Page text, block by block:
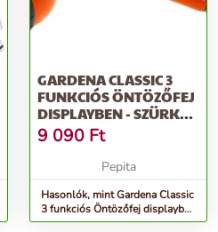
GARDENA CLASSIC 3
FUNKCIÓS ÖNTÖZŐFEJ
DISPLAYBEN - SZÜRKE-
NARANCS
9 090 Ft
Pepita
Hasonlók, mint Gardena Classic
3 funkciós Öntözőfej displayben
- szürke-narancs